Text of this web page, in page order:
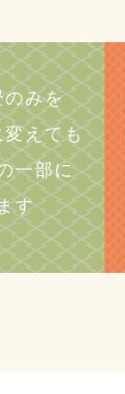
みを
えても
一部に
す